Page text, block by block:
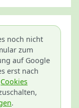
noch nicht
zum
auf Google
erst nach
Cookies
.